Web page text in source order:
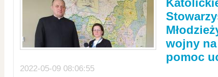
wojny
pomoc
2022-05-09 08:06:55